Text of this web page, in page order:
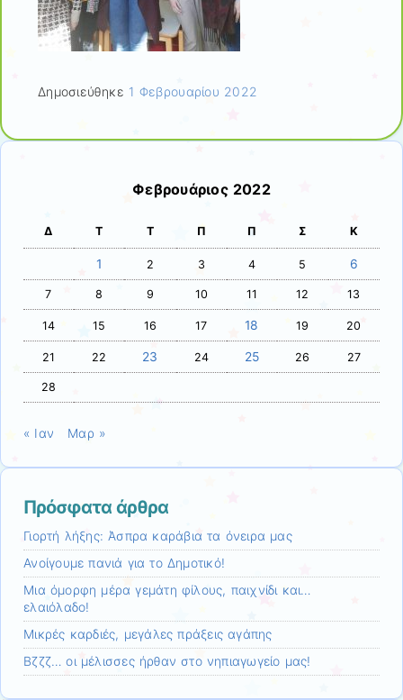
Δημοσιεύθηκε 1 Φεβρουαρίου 2022
Φεβρουάριος 2022
Δ Τ Τ Π Π Σ Κ
1 2 3 4 5 6
7 8 9 10 11 12 13
14 15 16 17 18 19 20
21 22 23 24 25 26 27
28
« Ιαν Μαρ »
Πρόσφατα άρθρα
Γιορτή λήξης: Άσπρα καράβια τα όνειρα μας
Ανοίγουμε πανιά για το Δημοτικό!
Mια όμορφη μέρα γεμάτη φίλους, παιχνίδι και…
ελαιόλαδο!
Μικρές καρδιές, μεγάλες πράξεις αγάπης
Βζζζ… οι μέλισσες ήρθαν στο νηπιαγωγείο μας!